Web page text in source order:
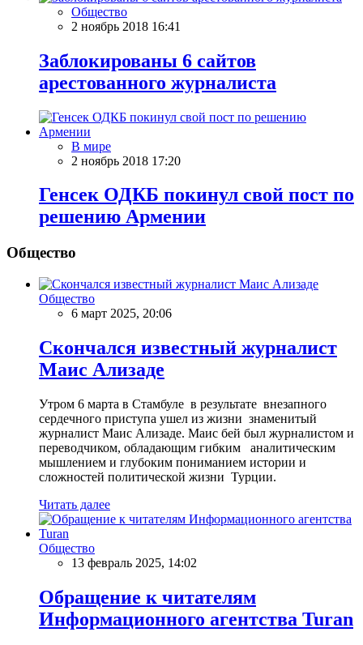
Общество
2 ноябрь 2018 16:41
Заблокированы 6 сайтов
арестованного журналиста
В мире
2 ноябрь 2018 17:20
Генсек ОДКБ покинул свой пост по
решению Армении
Общество
Общество
6 март 2025, 20:06
Скончался известный журналист
Маис Ализаде
Утром 6 марта в Стамбуле в результате внезапного
сердечного приступа ушел из жизни знаменитый
журналист Маис Ализаде. Маис бей был журналистом и
переводчиком, обладающим гибким аналитическим
мышлением и глубоким пониманием истории и
сложностей политической жизни Турции.
Читать далее
Общество
13 февраль 2025, 14:02
Обращение к читателям
Информационного агентства Turan